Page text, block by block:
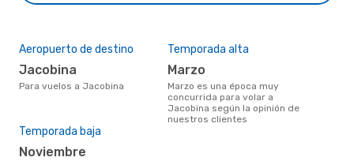
Aeropuerto de destino
Jacobina
Para vuelos a Jacobina
Temporada alta
marzo
marzo es una época muy
concurrida para volar a
Jacobina según la opinión de
nuestros clientes
Temporada baja
noviembre